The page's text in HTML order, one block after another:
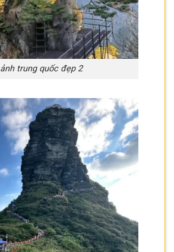
ảnh trung quốc đẹp 2